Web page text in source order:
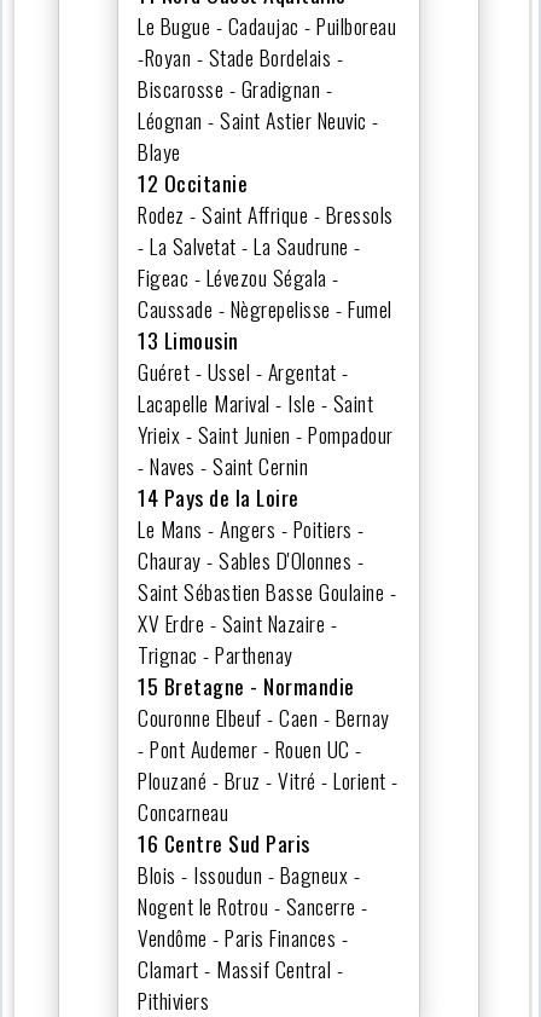
Le Bugue - Cadaujac - Puilboreau
-Royan - Stade Bordelais -
Biscarosse - Gradignan -
Léognan - Saint Astier Neuvic -
Blaye
12 Occitanie
Rodez - Saint Affrique - Bressols
- La Salvetat - La Saudrune -
Figeac - Lévezou Ségala -
Caussade - Nègrepelisse - Fumel
13 Limousin
Guéret - Ussel - Argentat -
Lacapelle Marival - Isle - Saint
Yrieix - Saint Junien - Pompadour
- Naves - Saint Cernin
14 Pays de la Loire
Le Mans - Angers - Poitiers -
Chauray - Sables D'Olonnes -
Saint Sébastien Basse Goulaine -
XV Erdre - Saint Nazaire -
Trignac - Parthenay
15 Bretagne - Normandie
Couronne Elbeuf - Caen - Bernay
- Pont Audemer - Rouen UC -
Plouzané - Bruz - Vitré - Lorient -
Concarneau
16 Centre Sud Paris
Blois - Issoudun - Bagneux -
Nogent le Rotrou - Sancerre -
Vendôme - Paris Finances -
Clamart - Massif Central -
Pithiviers